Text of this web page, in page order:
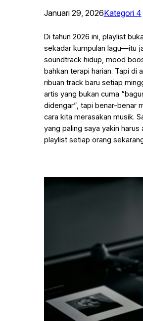
Januari 29, 2026Kategori 4
Di tahun 2026 ini, playlist
sekadar kumpulan lagu—itu
soundtrack hidup, mood
bahkan terapi harian. Tapi di
ribuan track baru setiap
artis yang bukan cuma
didengar”, tapi benar-benar
cara kita merasakan musik.
yang paling saya yakin harus
playlist setiap orang